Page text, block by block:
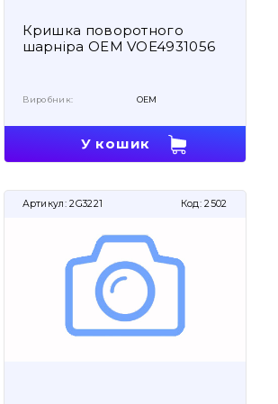
Кришка поворотного
шарніра OEM VOE4931056
Виробник: OEM
У кошик
Артикул: 2G3221 Код: 2502